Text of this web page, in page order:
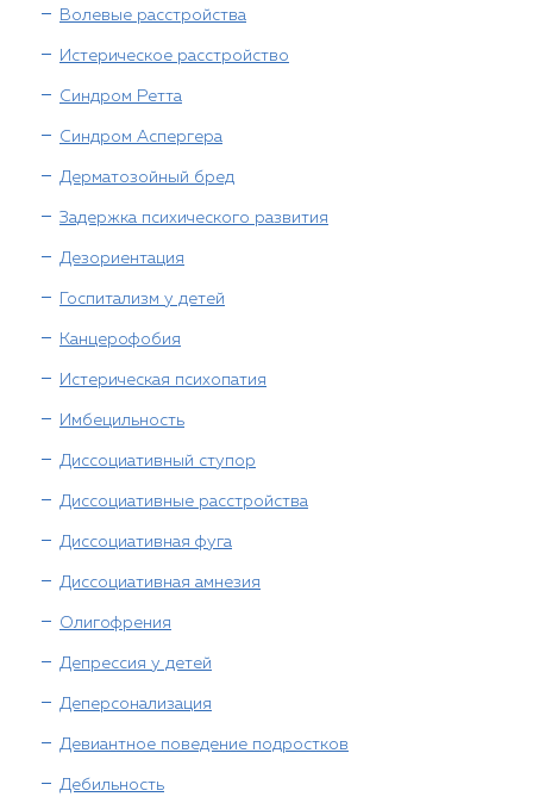
Волевые расстройства
Истерическое расстройство
Синдром Ретта
Синдром Аспергера
Дерматозойный бред
Задержка психического развития
Дезориентация
Госпитализм у детей
Канцерофобия
Истерическая психопатия
Имбецильность
Диссоциативный ступор
Диссоциативные расстройства
Диссоциативная фуга
Диссоциативная амнезия
Олигофрения
Депрессия у детей
Деперсонализация
Девиантное поведение подростков
Дебильность